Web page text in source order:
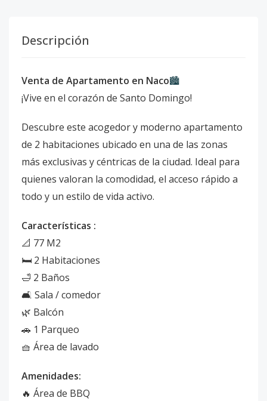
Descripción
Venta de Apartamento en Naco🏙️
¡Vive en el corazón de Santo Domingo!
Descubre este acogedor y moderno apartamento
de 2 habitaciones ubicado en una de las zonas
más exclusivas y céntricas de la ciudad. Ideal para
quienes valoran la comodidad, el acceso rápido a
todo y un estilo de vida activo.
Características :
📐 77 M2
🛏️ 2 Habitaciones
🛁 2 Baños
🛋️ Sala / comedor
🌿 Balcón
🚗 1 Parqueo
🧺 Área de lavado
Amenidades:
🔥 Área de BBQ